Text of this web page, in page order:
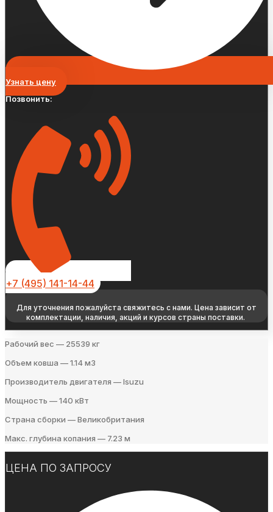
Узнать цену
Позвонить:
+7 (495) 141-14-44
Для уточнения пожалуйста свяжитесь с нами. Цена зависит от
комплектации, наличия, акций и курсов страны поставки.
Рабочий вес — 25539 кг
Объем ковша — 1.14 м3
Производитель двигателя — Isuzu
Мощность — 140 кВт
Страна сборки — Великобритания
Макс. глубина копания — 7.23 м
ЦЕНА ПО ЗАПРОСУ